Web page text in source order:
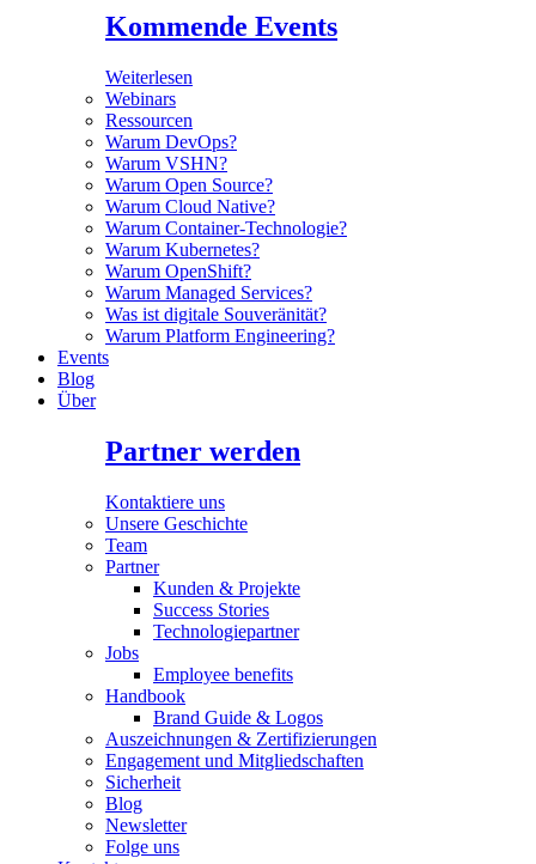
Kommende Events
Weiterlesen
Webinars
Ressourcen
Warum DevOps?
Warum VSHN?
Warum Open Source?
Warum Cloud Native?
Warum Container-Technologie?
Warum Kubernetes?
Warum OpenShift?
Warum Managed Services?
Was ist digitale Souveränität?
Warum Platform Engineering?
Events
Blog
Über
Partner werden
Kontaktiere uns
Unsere Geschichte
Team
Partner
Kunden & Projekte
Success Stories
Technologiepartner
Jobs
Employee benefits
Handbook
Brand Guide & Logos
Auszeichnungen & Zertifizierungen
Engagement und Mitgliedschaften
Sicherheit
Blog
Newsletter
Folge uns